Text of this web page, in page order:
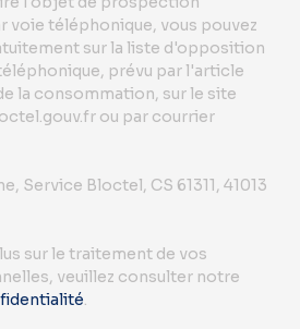
voie téléphonique, vous pouvez
sur la liste d'opposition
prévu par l'article
la consommation, sur le site
ou par courrier
Service Bloctel, CS 61311, 41013
sur le traitement de vos
veuillez consulter notre
.